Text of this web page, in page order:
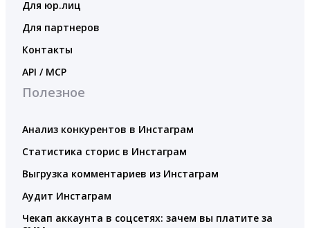
Для юр.лиц
Для партнеров
Контакты
API / MCP
Полезное
Анализ конкурентов в Инстаграм
Статистика сторис в Инстаграм
Выгрузка комментариев из Инстаграм
Аудит Инстаграм
Чекап аккаунта в соцсетях: зачем вы платите за